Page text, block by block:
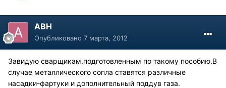
АВН
Опубликовано 7 марта, 2012
Завидую сварщикам,подготовленным по такому пособию.В
случае металлического сопла ставятся различные
насадки-фартуки и дополнительный поддув газа.